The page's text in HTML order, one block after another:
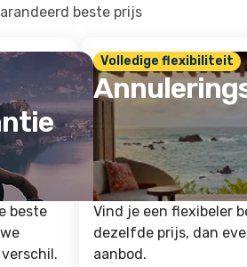
beste prijs
beste
Volledige flexibiliteit
Vind je een flexibeler
dezelfde prijs, dan
aanbod.